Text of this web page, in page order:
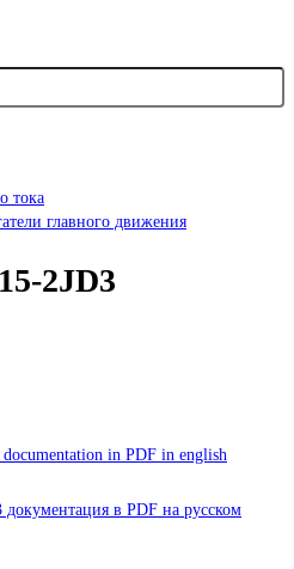
тока
главного движения
2JD3
in PDF in english
в PDF на русском